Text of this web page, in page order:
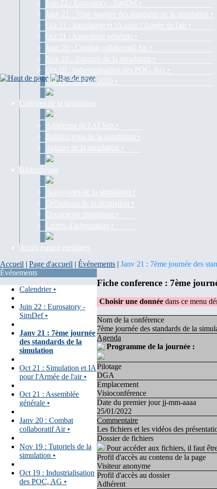
Juin 22 : Eurosatory - SimDef •
Janv 21 : 7ème journée des standards de la simulation •
Oct 21 : Simulation et IA pour l'Armée de l'air •
Oct 21 : Assemblée générale •
Janv 20 : Combat collaboratif Air •
Nov 19 : Tutoriels de la simulation •
Oct 19 : Industrialisation des POC, AG •
Juil 19 : SimDef 2019 •
Collèges de la simulation
Adhérents de l'AFSim •
Rendez-vous de la simulation •
Acteurs de la simulation •
Bibliothèque
Acronymes de la simulation •
Définitions de la simulation •
Documents simulation •
Lettres d'information •
Accès espace membres
Accueil | Page d'accueil | Événements | Janv 21 : 7ème journée des
Événements
Calendrier •
Juin 22 : Eurosatory -
SimDef •
Janv 21 : 7ème journée
des standards de la
simulation
Oct 21 : Simulation et IA
pour l'Armée de l'air •
Oct 21 : Assemblée
générale •
Janv 20 : Combat
collaboratif Air •
Nov 19 : Tutoriels de la
simulation •
Oct 19 : Industrialisation
des POC, AG •
Fiche conference : 7ème
Choisir une donnée dans ce menu
Nom de la conférence
7ème journée des standards de la
Agenda
Programme de la journée :
Pilotage
DGA
Emplacement
Visioconférence
Date du premier jour jj-mm-aaaa
25/01/2022
Commentaire
Les fichiers et les vidéos des
Dossier de fichiers
Pour accéder aux fichiers, il faut
Profil d'accès au contenu de la page
Visiteur anonyme
Profil d'accès au dossier
Adhérent